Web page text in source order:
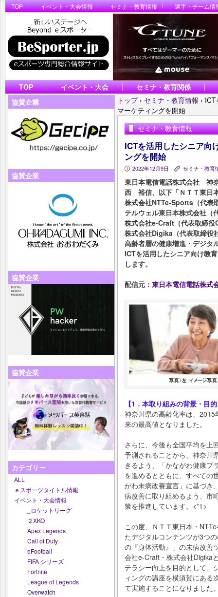
TOP イベント・大会情報 セミナ・教育情報 選手・チーム情
TOP イベント・大会
セミナ・教育関係
協賛企業
協賛企業
協賛企業
協賛企業
カテゴリー
ALL
ｅスポーツタイトル情報
イベント・大会情報
_ロケットリーグ
２XKO
Apex Legends
Call of Duty
eFootball
FIFA シリーズ
Fortnite
League of Legends
Overwatch
トップ › セミナ・教育情報 ›
マーケティングを開始
セミナ・教育情報
ICTを活用したシニア向
ングを開始
P 2022年12月9日 K セミナ・教育
東日本電信電話株式会社 神
西 裕信、以下「ＮＴＴ東日
株式会社NTTe-Sports（代表
テルウェル東日本株式会社（
株式会社e-Craft（代表取締
株式会社Digika（代表取締
高齢者層の健康増進・デジタ
ICTを活用したシニア向け教
します。
配信元： 東日本電信電話株式
【1．本取り組みの背景・目
神奈川県の高齢化率は、
来の最高値となりました。
さらに、今後も全国平均を上
予測されることから、神奈川
きるよう、「かながわ健康プ
を進めるとともに、すべての
がわ未病改善宣言」に基づき
病改善に取り組めるよう、市
策を推進しています。<*1>
この度、ＮＴＴ東日本・
たデジタルコンテンツが3つ
の『身体活動』」の未病改善
会社e-Craft・株式会社Digika
テラシー向上を目的として、
ィングの講座を横須賀にある
て実施することになりました